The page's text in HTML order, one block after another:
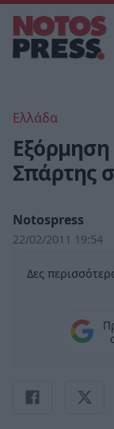
Ελλάδα
Σπάρτης
Notospress
22/02/2011 19:54
Δες